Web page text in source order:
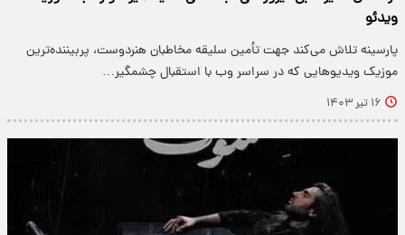
ویدئو
پارسینه تلاش می‌کند جهت تأمین سلیقه مخاطبان هنردوست، پربیننده‌ترین
موزیک ویدیو‌هایی که در سراسر وب با استقبال چشمگیر…
۱۶ تیر ۱۴۰۳